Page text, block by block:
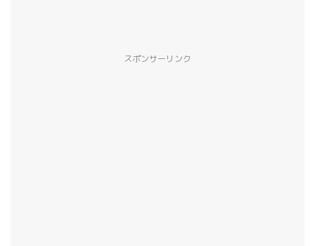
スポンサーリンク